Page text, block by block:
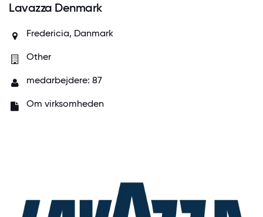
Lavazza Denmark
Fredericia, Danmark
Other
medarbejdere: 87
Om virksomheden